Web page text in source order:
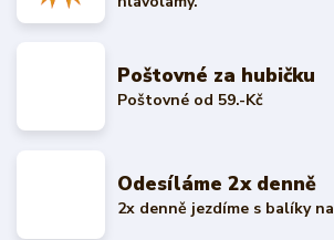
Poštovné za hubičku
Poštovné od 59.-Kč
Odesíláme 2x denně
2x denně jezdíme s balíky